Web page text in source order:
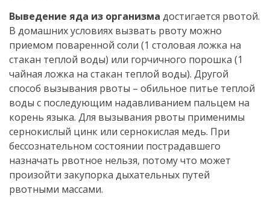
Выведение яда из организма достигается рвотой.
В домашних условиях вызвать рвоту можно
приемом поваренной соли (1 столовая ложка на
стакан теплой воды) или горчичного порошка (1
чайная ложка на стакан теплой воды). Другой
способ вызывания рвоты – обильное питье теплой
воды с последующим надавливанием пальцем на
корень языка. Для вызывания рвоты применимы
сернокислый цинк или сернокислая медь. При
бессознательном состоянии пострадавшего
назначать рвотное нельзя, потому что может
произойти закупорка дыхательных путей
рвотными массами.